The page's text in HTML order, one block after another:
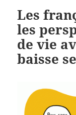
Les
les
de vie
baisse